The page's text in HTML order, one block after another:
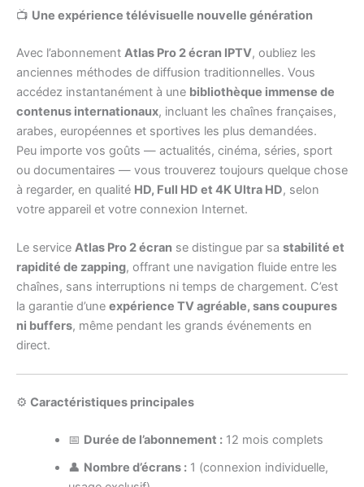
📺 Une expérience télévisuelle nouvelle génération
Avec l’abonnement Atlas Pro 2 écran IPTV, oubliez les
anciennes méthodes de diffusion traditionnelles. Vous
accédez instantanément à une bibliothèque immense de
contenus internationaux, incluant les chaînes françaises,
arabes, européennes et sportives les plus demandées.
Peu importe vos goûts — actualités, cinéma, séries, sport
ou documentaires — vous trouverez toujours quelque chose
à regarder, en qualité HD, Full HD et 4K Ultra HD, selon
votre appareil et votre connexion Internet.
Le service Atlas Pro 2 écran se distingue par sa stabilité et
rapidité de zapping, offrant une navigation fluide entre les
chaînes, sans interruptions ni temps de chargement. C’est
la garantie d’une expérience TV agréable, sans coupures
ni buffers, même pendant les grands événements en
direct.
⚙️ Caractéristiques principales
📅 Durée de l’abonnement :12 mois complets
👤 Nombre d’écrans :1 (connexion individuelle,